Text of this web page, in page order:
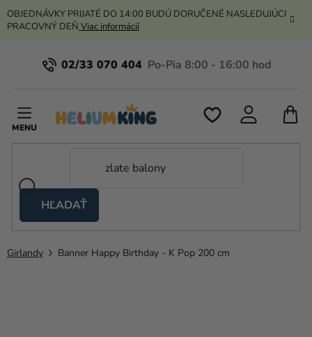
Prejsť
na
OBJEDNÁVKY PRIJATÉ DO 14:00 BUDÚ DORUČENÉ NASLEDUJÚCI
PRACOVNÝ DEŇ Viac informácií
02/33 070 404
HĽADAŤ
stany
Kanekalon
Girlandy Banner Happy Birthday - K Pop 200 cm